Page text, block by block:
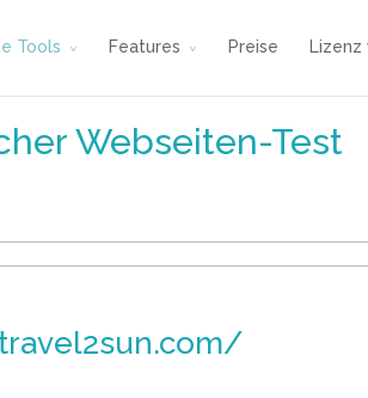
Tools Features Preise Lizenz
Webseiten-Test